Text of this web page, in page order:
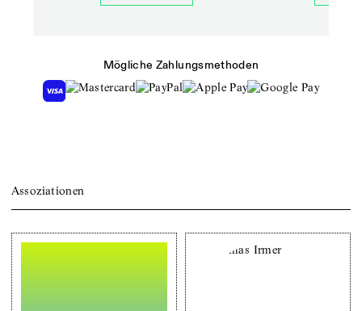
Mögliche Zahlungsmethoden
Assoziationen